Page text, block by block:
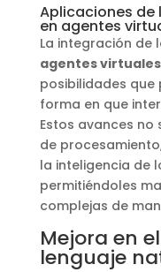
Aplicaciones
en agentes
La integración de
agentes virtuales
posibilidades
forma en que
Estos avances
de
la inteligencia de
permitiéndoles
complejas de
Mejora en
lenguaje